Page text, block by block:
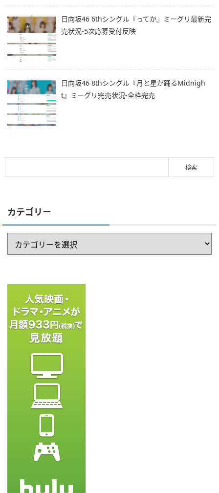
日向坂46 6thシングル『ってか』ミーグリ最新完
売状況-5次応募受付反映
日向坂46 8thシングル『月と星が踊るMidnigh
t』ミーグリ完売状況-全枠完売
カテゴリー